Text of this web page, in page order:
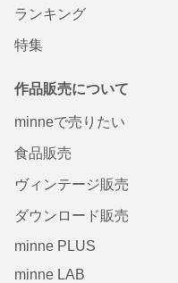
ランキング
特集
作品販売について
minneで売りたい
食品販売
ヴィンテージ販売
ダウンロード販売
minne PLUS
minne LAB